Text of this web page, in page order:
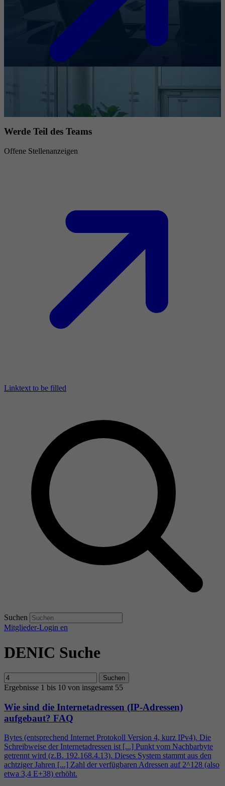
Werde Teil des Teams
Offene Stellenanzeigen
Linktext to be filled
Suchen
Mitglieder-Login en
DENIC Suche
Suchen
Ergebnisse 1 bis 10 von insgesamt 55
Wie sind die Internetadressen (IP-Adressen)
aufgebaut? FAQ
Bytes (entsprechend Internet Protokoll Version 4, kurz IPv4). Die
Schreibweise der Internetadressen ist [...] Punkt vom Nachbarbyte
getrennt wird (z.B. 192.168.4.13). Dieses System stammt aus den
achtziger Jahren [...] Zahl der verfügbaren Adressen auf 2^128 (also
etwa 3,4 E+38) erhöht.